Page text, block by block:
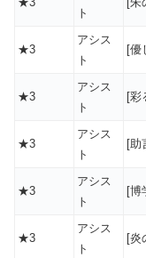
ト
★3
アシス
ト
[優
★3
アシス
ト
[彩
★3
アシス
ト
[助
★3
アシス
ト
[博
★3
アシス
ト
[炎